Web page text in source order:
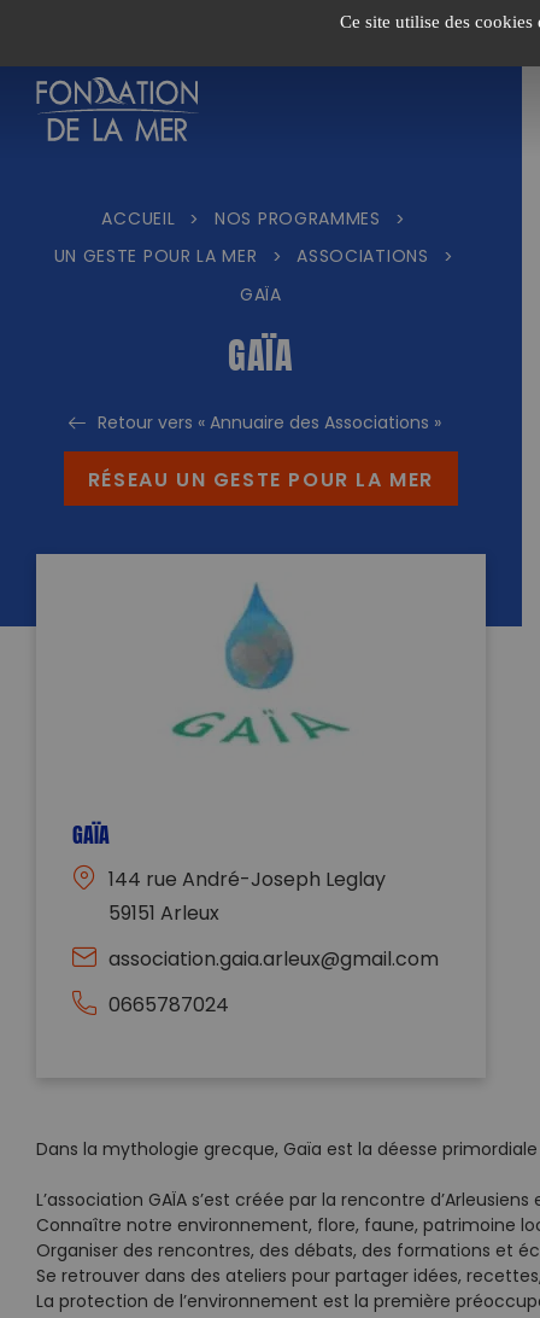
Ce site utilise des
contenu
ACCUEIL > NOS PROGRAMMES
>
UN GESTE POUR LA MER
> ASSOCIATIONS
>
GAÏA
GAÏA
Retour vers « Annuaire des Associations »
RÉSEAU UN GESTE POUR LA MER
GAÏA
144 rue André-Joseph Leglay
59151 Arleux
association.gaia.arleux@gmail.com
0665787024
Dans la mythologie grecque, Gaïa est la déesse
L’association GAÏA s’est créée par la rencontre
Connaître notre environnement, flore, faune, patrimoine
Organiser des rencontres, des débats, des formations et
Se retrouver dans des ateliers pour partager idées,
La protection de l’environnement est la première